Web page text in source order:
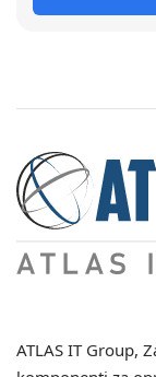
ATLAS IT Group,